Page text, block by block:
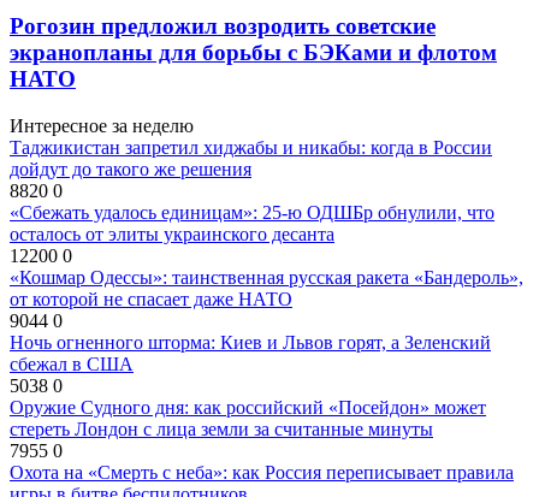
Рогозин предложил возродить советские
экранопланы для борьбы с БЭКами и флотом
НАТО
Интересное за неделю
Таджикистан запретил хиджабы и никабы: когда в России
дойдут до такого же решения
8820 0
«Сбежать удалось единицам»: 25-ю ОДШБр обнулили, что
осталось от элиты украинского десанта
12200 0
«Кошмар Одессы»: таинственная русская ракета «Бандероль»,
от которой не спасает даже НАТО
9044 0
Ночь огненного шторма: Киев и Львов горят, а Зеленский
сбежал в США
5038 0
Оружие Судного дня: как российский «Посейдон» может
стереть Лондон с лица земли за считанные минуты
7955 0
Охота на «Смерть с неба»: как Россия переписывает правила